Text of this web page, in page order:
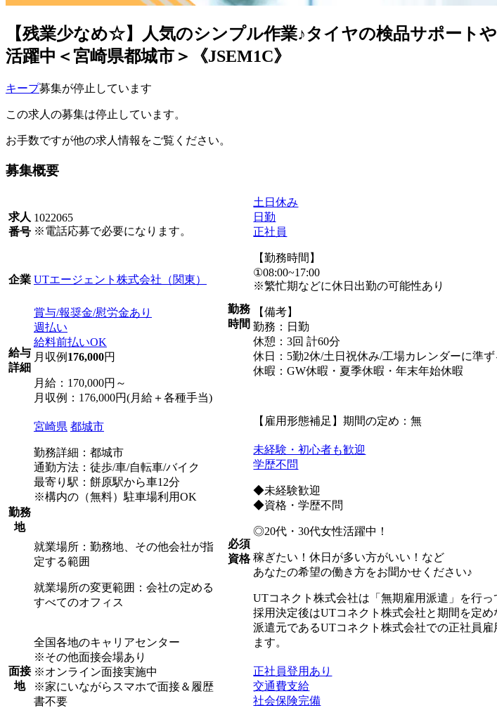
【残業少なめ☆】人気のシンプル作業♪タイヤの検品サポート
活躍中＜宮崎県都城市＞《JSEM1C》
キープ募集が停止しています
この求人の募集は停止しています。
お手数ですが他の求人情報をご覧ください。
募集概要
求人
番号
1022065
※電話応募で必要になります。
企業 UTエージェント株式会社（関東）
給与
詳細
賞与/報奨金/慰労金あり
週払い
給料前払いOK
月収例 176,000円
月給：170,000円～
月収例：176,000円(月給＋各種手当)
勤務
地
宮崎県 都城市
勤務詳細：都城市
通勤方法：徒歩/車/自転車/バイク
最寄り駅：餅原駅から車12分
※構内の（無料）駐車場利用OK
就業場所：勤務地、その他会社が指
定する範囲
就業場所の変更範囲：会社の定める
すべてのオフィス
面接
地
全国各地のキャリアセンター
※その他面接会場あり
※オンライン面接実施中
※家にいながらスマホで面接＆履歴
書不要
勤務
時間
土日休み
日勤
正社員
【勤務時間】
①08:00~17:00
※繁忙期などに休日出勤の可能性あり
【備考】
勤務：日勤
休憩：3回 計60分
休日：5勤2休/土日祝休み/工場カレンダーに準ず
休暇：GW休暇・夏季休暇・年末年始休暇
【雇用形態補足】期間の定め：無
必須
資格
未経験・初心者も歓迎
学歴不問
◆未経験歓迎
◆資格・学歴不問
◎20代・30代女性活躍中！
稼ぎたい！休日が多い方がいい！など
あなたの希望の働き方をお聞かせください♪
UTコネクト株式会社は「無期雇用派遣」を行っ
採用決定後はUTコネクト株式会社と期間を定
派遣元であるUTコネクト株式会社での正社員
ます。
正社員登用あり
交通費支給
社会保険完備